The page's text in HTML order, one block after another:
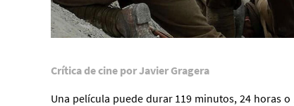
Crítica de cine por Javier Gragera
Una película puede durar 119 minutos, 24 horas